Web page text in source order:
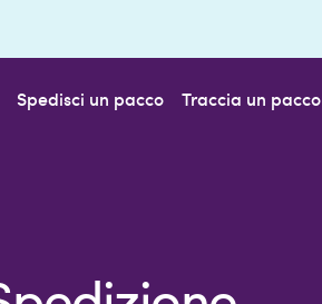
Spedisci un pacco Traccia un pacco